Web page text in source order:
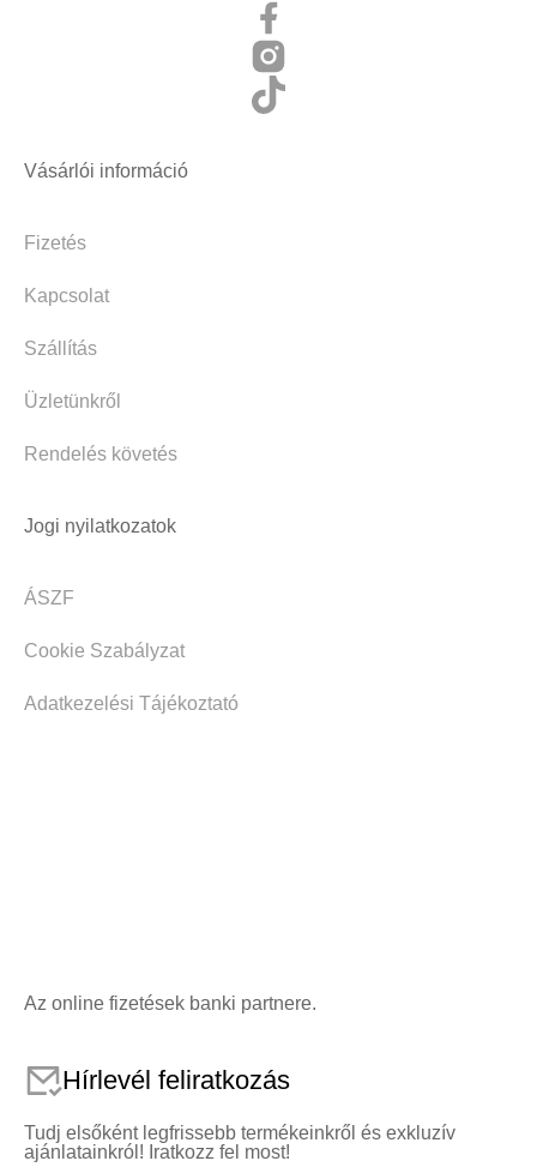
Vásárlói információ
Fizetés
Kapcsolat
Szállítás
Üzletünkről
Rendelés követés
Jogi nyilatkozatok
ÁSZF
Cookie Szabályzat
Adatkezelési Tájékoztató
Az online fizetések banki partnere.
Hírlevél feliratkozás
Tudj elsőként legfrissebb termékeinkről és exkluzív
ajánlatainkról! Iratkozz fel most!